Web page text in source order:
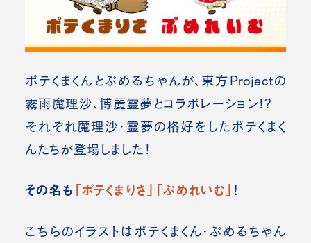
ポテくまくんとぷめるちゃんが、東方Projectの
霧雨魔理沙、博麗霊夢とコラボレーション!?
それぞれ魔理沙・霊夢の格好をしたポテくまく
んたちが登場しました！
その名も 「ポテくまりさ」「ぷめれいむ」 ！
こちらのイラストはポテくまくん・ぷめるちゃん